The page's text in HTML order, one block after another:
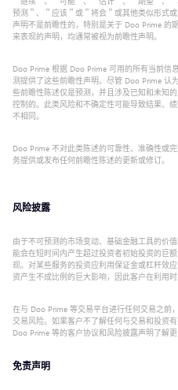
预测＂、＂应该＂或＂将会＂或其他类似形式
声明不是前瞻性的，特别是关于 Doo Prime 的
来表现的声明，均通常被视为前瞻性声明。
Doo Prime 根据 Doo Prime 可用的所有当前信
测提供了这些前瞻性声明。尽管 Doo Prime 认
些前瞻性陈述仅是预测，并且涉及已知和未知
控制的。此类风险和不确定性可能导致结果、
不相同。
Doo Prime 不对此类陈述的可靠性、准确性或
务提供或发布任何前瞻性陈述的更新或修订。
风险披露
由于不可预测的市场变动、基础金融工具的价
能会在短时间内产生超过投资者初始投资的巨
现。对某些服务的投资应利用保证金或杠杆效
资产生不成比例的巨大影响，因此客户在利用
在与 Doo Prime 等交易平台进行任何交易之前
交易风险。如果客户不了解任何与交易和投资
Doo Prime 等的客户协议和风险披露声明了解更
免责声明